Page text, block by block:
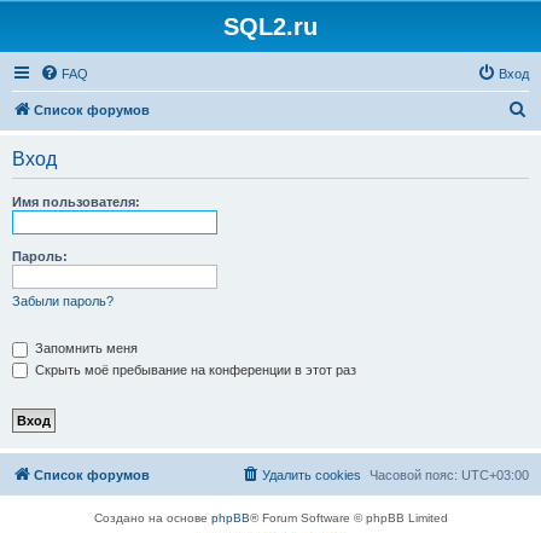
SQL2.ru
FAQ Вход
Список форумов
Вход
Имя пользователя:
Пароль:
Забыли пароль?
Запомнить меня
Скрыть моё пребывание на конференции в этот раз
Список форумов Часовой пояс: UTC+03:00
Удалить cookies
Создано на основе phpBB® Forum Software © phpBB Limited